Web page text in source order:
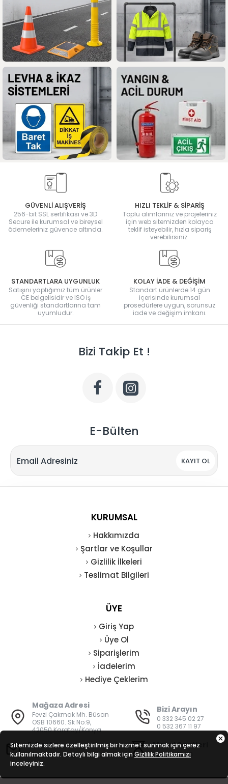
GÜVENLİ ALIŞVERİŞ
256-bit SSL sertifikası ve 3D
Secure ile kurumsal ve bireysel
ödemeleriniz güvence altında.
HIZLI TEKLİF & SİPARİŞ
Toplu alımlarınız ve projeleriniz
için web sitemizden kolayca
teklif isteyebilir, hızla sipariş
verebilirsiniz.
STANDARTLARA UYGUNLUK
Satışını yaptığımız tüm ürünler
CE belgelisidir ve ISO iş
güvenliği standartlarına tam
uyumludur.
KOLAY İADE & DEĞİŞİM
Standart ürünlerde 14 gün
içerisinde kurumsal
prosedürlere uygun, sorunsuz
iade ve değişim imkanı.
Bizi Takip Et !
E-Bülten
KAYIT OL
KURUMSAL
Hakkımızda
Şartlar ve Koşullar
Gizlilik İlkeleri
Teslimat Bilgileri
ÜYE
Giriş Yap
Üye Ol
Siparişlerim
İadelerim
Hediye Çeklerim
Mağaza Adresi
Fevzi Çakmak Mh. Büsan
OSB 10660. Sk No:9,
42050 Karatay/Konya
Bizi Arayın
0 332 345 02 27
0 532 367 11 97
E-Posta
bilgi@vatanisguvenligi.com
Mesai Saatleri
08:00 - 19:00
Sitemizde sizlere özelleştirilmiş bir hizmet sunmak için çerez
kullanılmaktadır. Detaylı bilgi almak için Gizlilik Politikamızı
inceleyiniz.